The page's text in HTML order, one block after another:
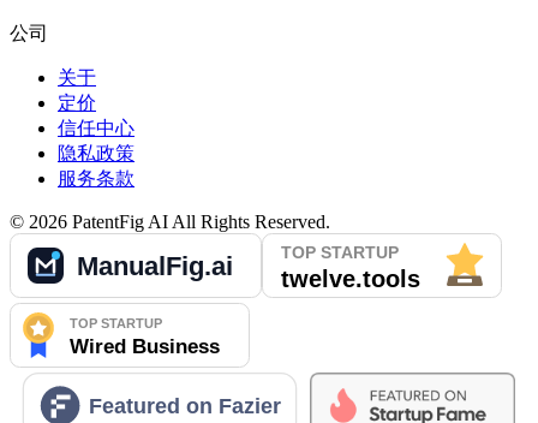
公司
关于
定价
信任中心
隐私政策
服务条款
© 2026 PatentFig AI All Rights Reserved.